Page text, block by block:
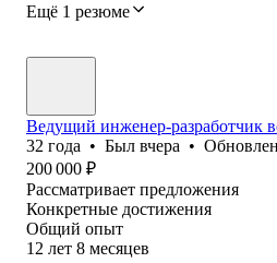
Ещё 1 резюме
Ведущий инженер-разработчик
32 года • Был вчера •
200 000 ₽
Рассматривает предложения
Конкретные достижения
Общий опыт
12 лет 8 месяцев